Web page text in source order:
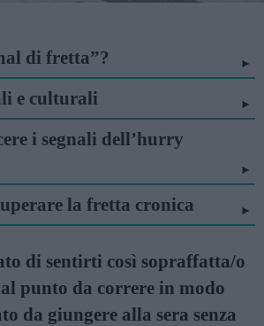
di fretta”?
e culturali
i segnali dell’hurry
la fretta cronica
di sentirti così sopraffatta/o
punto da correre in modo
da giungere alla sera senza